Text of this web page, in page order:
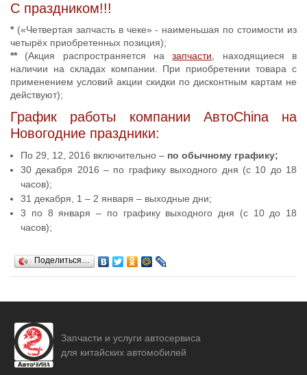
С праздником!!!
* («Четвертая запчасть в чеке» - наименьшая по стоимости из
четырёх приобретенных позиция);
**(Акция распространяется назапчасти , находящиеся в
наличии на складах компании. При приобретении товара с
применением условий акции скидки по дисконтным картам не
действуют);
График работы компании АвтоChina на
Новогодние праздники:
По 29, 12, 2016 включительно – по обычному графику;
30 декабря 2016 – по графику выходного дня (с 10 до 18
часов);
31 декабря, 1 – 2 января – выходные дни;
3 по 8 января – по графику выходного дня (с 10 до 18
часов);
Поделиться…
Запчасти и услуги автосервиса
для китайских автомобилей